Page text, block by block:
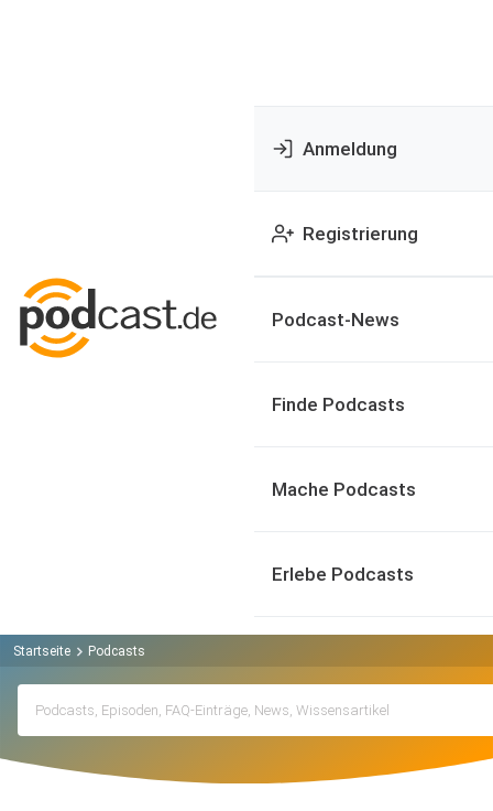
Anmeldung
Registrierung
Podcast-News
Finde Podcasts
Mache Podcasts
Erlebe Podcasts
Startseite Podcasts